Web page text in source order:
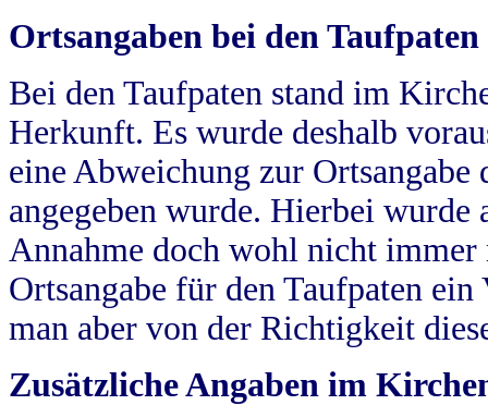
Ortsangaben bei den Taufpaten
Bei den Taufpaten stand im
Herkunft. Es wurde deshalb
eine Abweichung zur
angegeben wurde. Hierbei wurde
Annahme doch wohl nicht
Ortsangabe für den Taufpaten
man aber von der Richtigkeit
Zusätzliche Angaben im